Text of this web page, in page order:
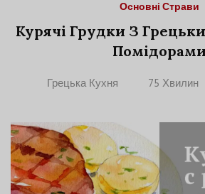
Основні Страви
Курячі Грудки З
Помідорами
Грецька Кухня 75 Хвилин